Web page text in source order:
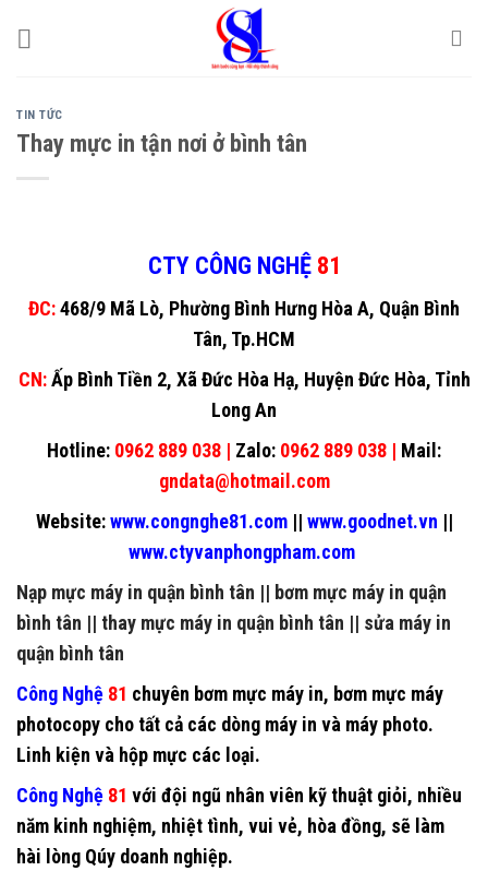
TIN TỨC
Thay mực in tận nơi ở bình tân
CTY CÔNG NGHỆ 81
ĐC:468/9 Mã Lò, Phường Bình Hưng Hòa A, Quận Bình
Tân, Tp.HCM
CN: Ấp Bình Tiền 2, Xã Đức Hòa Hạ, Huyện Đức Hòa, Tỉnh
Long An
Hotline: 0962 889 038 | Zalo: 0962 889 038 | Mail:
gndata@hotmail.com
Website:www.congnghe81.com || www.goodnet.vn ||
www.ctyvanphongpham.com
Nạp mực máy in quận bình tân || bơm mực máy in quận
bình tân || thay mực máy in quận bình tân || sửa máy in
quận bình tân
Công Nghệ 81 chuyên bơm mực máy in, bơm mực máy
photocopy cho tất cả các dòng máy in và máy photo.
Linh kiện và hộp mực các loại.
Công Nghệ 81 với đội ngũ nhân viên kỹ thuật giỏi, nhiều
năm kinh nghiệm, nhiệt tình, vui vẻ, hòa đồng, sẽ làm
hài lòng Qúy doanh nghiệp.